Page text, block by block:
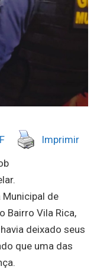
Imprimir
de
Bairro Vila Rica,
deixado seus
que uma das